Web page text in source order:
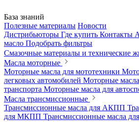
База знаний
Полезные материалы Новости
Дистрибьюторы Где купить Контакты
масло Подобрать фильтры
Смазочные материалы и технические
Масла моторные
Моторные масла для мототехники
легковых автомобилей Моторные
транспорта Моторные масла для
Масла трансмиссионные
Трансмиссионные масла для АКПП
для МКПП Трансмиссионные масла